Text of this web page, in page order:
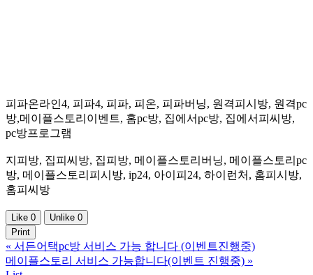
피파온라인4, 피파4, 피파, 피온, 피파버닝, 원격피시방, 원격pc
방,메이플스토리이벤트, 홈pc방, 집에서pc방, 집에서피씨방,
pc방프로그램
지피방, 집피씨방, 집피방, 메이플스토리버닝, 메이플스토리pc
방, 메이플스토리피시방, ip24, 아이피24, 하이런처, 홈피시방,
홈피씨방
Like 0 Unlike 0
Print
« 서든어택pc방 서비스 가능 합니다 (이벤트진행중)
메이플스토리 서비스 가능합니다(이벤트 진행중) »